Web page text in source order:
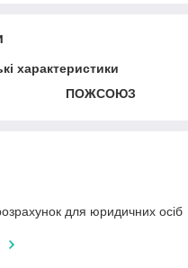
характеристики
ПОЖСОЮЗ
для юридичних осіб